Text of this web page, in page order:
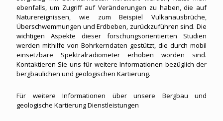
ebenfalls, um Zugriff auf Veränderungen zu haben, die auf
Naturereignissen, wie zum Beispiel Vulkanausbrüche,
Überschwemmungen und Erdbeben, zurückzuführen sind. Die
wichtigen Aspekte dieser forschungsorientierten Studien
werden mithilfe von Bohrkerndaten gestützt, die durch mobil
einsetzbare Spektralradiometer erhoben worden sind.
Kontaktieren Sie uns für weitere Informationen bezüglich der
bergbaulichen und geologischen Kartierung.
Für weitere Informationen über unsere Bergbau und
geologische Kartierung Dienstleistungen